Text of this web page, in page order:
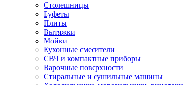
Столешницы
Буфеты
Плиты
Вытяжки
Мойки
Кухонные смесители
СВЧ и компактные приборы
Варочные поверхности
Стиральные и сушильные машины